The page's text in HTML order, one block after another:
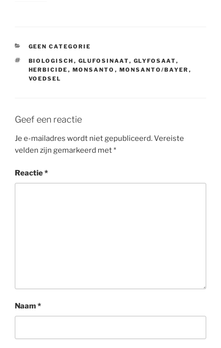
CATEGORIEËN
GEEN CATEGORIE
TAGS
BIOLOGISCH , GLUFOSINAAT, GLYFOSAAT,
HERBICIDE , MONSANTO , MONSANTO/BAYER ,
VOEDSEL
Geef een reactie
Je e-mailadres wordt niet gepubliceerd.Vereiste
velden zijn gemarkeerd met*
Reactie*
Naam*